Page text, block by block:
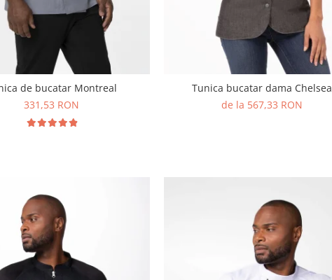
de bucatar Montreal
331,53 RON
Tunica bucatar dama Chelsea
de la 567,33 RON